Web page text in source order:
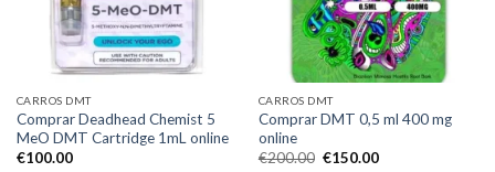
CARROS DMT
Comprar Deadhead Chemist 5
MeO DMT Cartridge 1mL online
€100.00
CARROS DMT
Comprar DMT 0,5 ml 400 mg
online
€200.00 El
€150.00El